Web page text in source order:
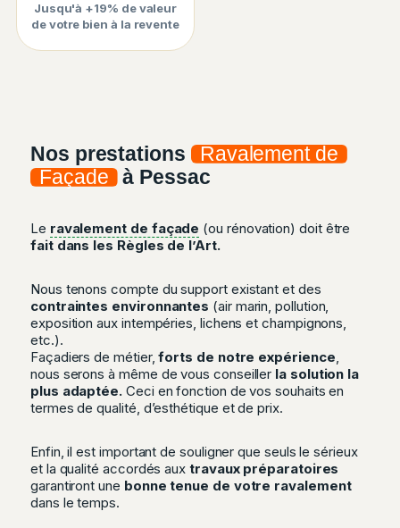
Jusqu'à +19% de valeur
de votre bien à la revente
Nos prestations
Ravalement de
Façade à Pessac
Le ravalement de façade (ou rénovation) doit être
fait dans les Règles de l’Art.
Nous tenons compte du support existant et des
contraintes environnantes (air marin, pollution,
exposition aux intempéries, lichens et champignons,
etc.).
Façadiers de métier,forts de notre expérience
nous serons à même de vous conseiller la solution la
plus adaptée. Ceci en fonction de vos souhaits en
termes de qualité, d’esthétique et de prix.
Enfin, il est important de souligner que seuls le sérieux
et la qualité accordés aux travaux préparatoires
garantiront une bonne tenue de votre ravalement
dans le temps.